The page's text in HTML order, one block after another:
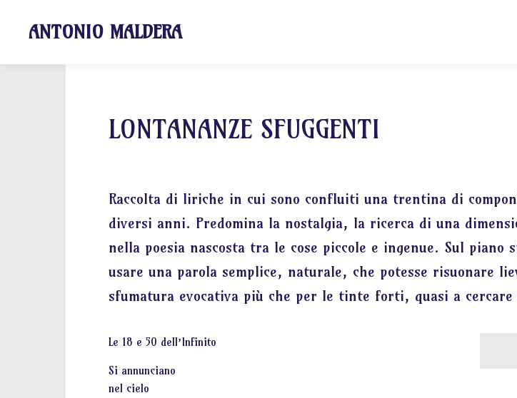
ANTONIO MALDERA
LONTANANZE SFUGGENTI
Raccolta di liriche in cui sono confluiti una trentina di
diversi anni. Predomina la nostalgia, la ricerca di una
nella poesia nascosta tra le cose piccole e ingenue. Sul
usare una parola semplice, naturale, che potesse risuonare
sfumatura evocativa più che per le tinte forti, quasi a cercare
Le 18 e 50 dell’Infinito
Si annunciano
nel cielo